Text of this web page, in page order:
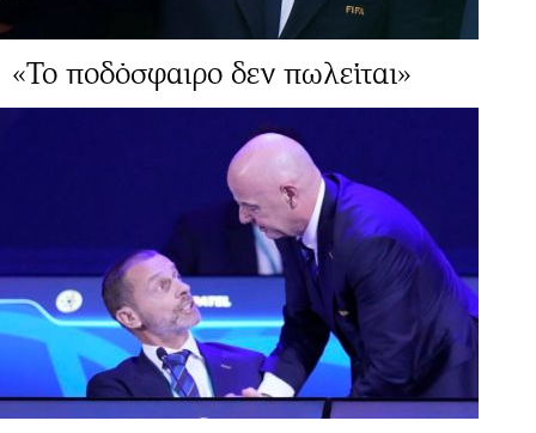
«Το ποδόσφαιρο δεν πωλείται»